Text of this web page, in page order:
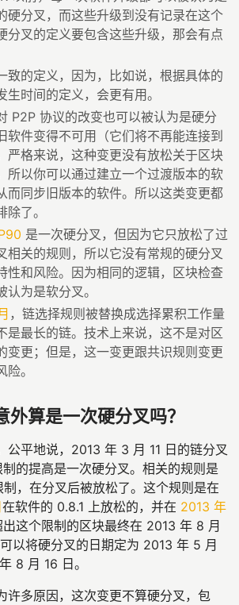
硬分叉，而这些升级到没有记录在这个
分叉的定义要包含这些升级，那会有点
致的定义，因为，比如说，根据具体的
生时间的定义，会更有用。
P2P 协议的改变也可以被认为是硬分
软件变得不可用（它们将不再能连接到
严格来说，这种变更没有放松关于区块
所以你可以通过建立一个过渡版本的软
而同步旧版本的软件。所以这类变更都
了。
是一次硬分叉，但因为它只放松了过
相关的规则，所以它没有常规的硬分叉
性和风险。因为相同的逻辑，区块检查
认为是软分叉。
，链选择规则被替换成选择累积工作量
是最长的链。技术上来说，这不是对区
变更；但是，这一变更跟共识规则变更
。
算是一次硬分叉吗？
公平地说，2013 年 3 月 11 日的链分叉
的提高是一次硬分叉。相关的规则是
，在分叉后被放松了。这个规则是在
在软件的 0.8.1 上放松的，并在 2013 年
这个限制的区块最终在 2013 年 8 月
以将硬分叉的日期定为 2013 年 5 月
8 月 16 日。
许多原因，这次变更不算硬分叉，包